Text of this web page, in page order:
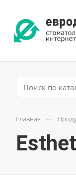
Главная —